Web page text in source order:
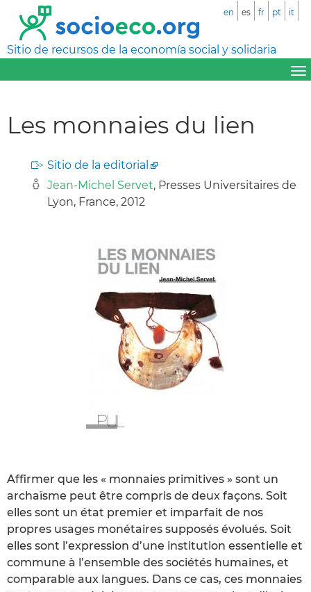
Sitio de recursos de la economía social y solidaria
en es fr pt it
Les monnaies du lien
Sitio de la editorial
Jean-Michel Servet, Presses Universitaires de
Lyon, France, 2012
Affirmer que les « monnaies primitives » sont un
archaïsme peut être compris de deux façons. Soit
elles sont un état premier et imparfait de nos
propres usages monétaires supposés évolués. Soit
elles sont l’expression d’une institution essentielle et
commune à l’ensemble des sociétés humaines, et
comparable aux langues. Dans ce cas, ces monnaies